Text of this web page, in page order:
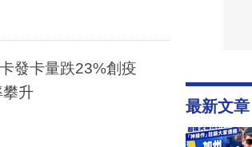
發卡量跌23%創疫
升
最新文章